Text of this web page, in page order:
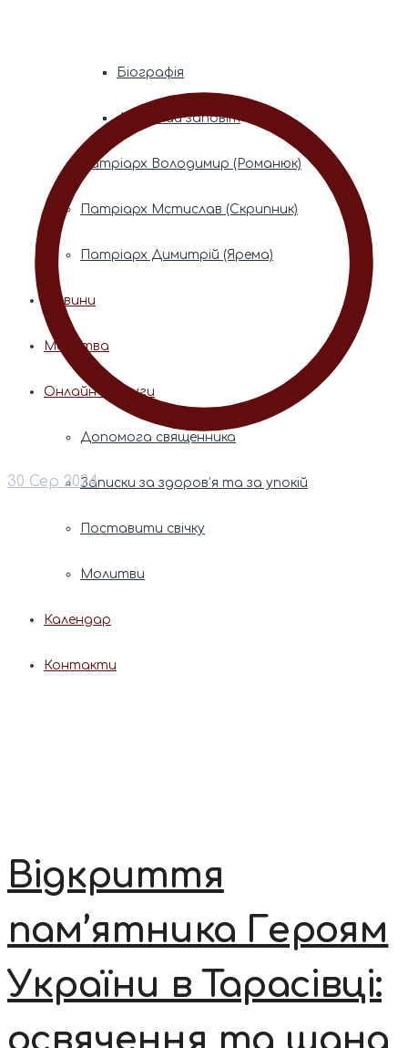
Біографія
Духовний заповіт
Патріарх Володимир (Романюк)
Патріарх Мстислав (Скрипник)
Патріарх Димитрій (Ярема)
Новини
Молитва
Онлайн послуги
Допомога священника
Записки за здоров’я та за упокій
Поставити свічку
Молитви
Календар
Контакти
30 Сер 2024
Відкриття
пам’ятника Героям
України в Тарасівці:
освячення та шана